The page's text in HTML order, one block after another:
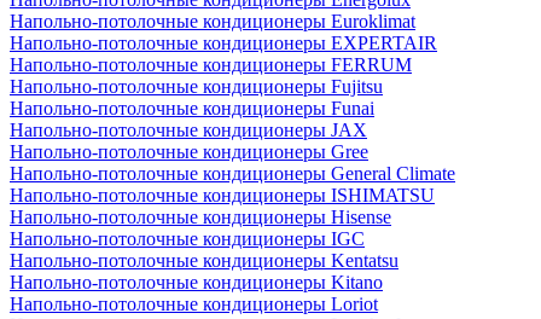
Напольно-потолочные кондиционеры Euroklimat
Напольно-потолочные кондиционеры EXPERTAIR
Напольно-потолочные кондиционеры FERRUM
Напольно-потолочные кондиционеры Fujitsu
Напольно-потолочные кондиционеры Funai
Напольно-потолочные кондиционеры JAX
Напольно-потолочные кондиционеры Gree
Напольно-потолочные кондиционеры General Climate
Напольно-потолочные кондиционеры ISHIMATSU
Напольно-потолочные кондиционеры Hisense
Напольно-потолочные кондиционеры IGC
Напольно-потолочные кондиционеры Kentatsu
Напольно-потолочные кондиционеры Kitano
Напольно-потолочные кондиционеры Loriot